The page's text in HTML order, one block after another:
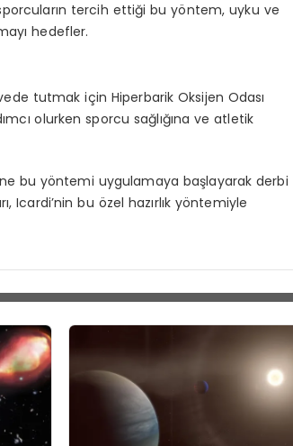
tercih ettiği bu yöntem, uyku ve
hedefler.
tutmak için Hiperbarik Oksijen Odası
olurken sporcu sağlığına ve atletik
bu yöntemi uygulamaya başlayarak derbi
Icardi’nin bu özel hazırlık yöntemiyle